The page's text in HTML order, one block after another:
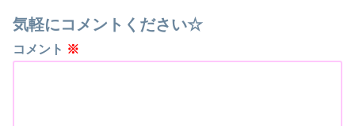
気軽にコメントください☆
コメント ※